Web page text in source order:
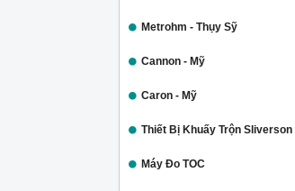
Metrohm - Thụy Sỹ
Cannon - Mỹ
Caron - Mỹ
Thiết Bị Khuấy Trộn Sliverson
Máy Đo TOC